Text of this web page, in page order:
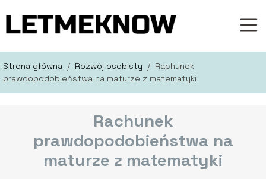
Strona główna / Rozwój osobisty / Rachunek
prawdopodobieństwa na maturze z matematyki
Rachunek
prawdopodobieństwa na
maturze z matematyki